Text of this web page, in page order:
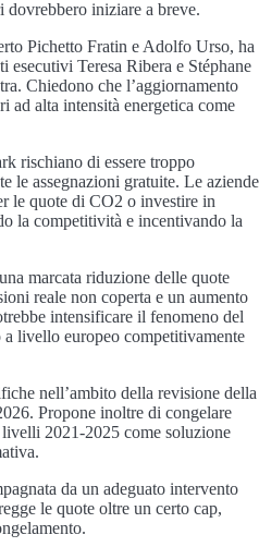
iniziare a breve.
Pichetto Fratin e Adolfo Urso, ha
esecutivi Teresa Ribera e Stéphane
Chiedono che l’aggiornamento
ad alta intensità energetica come
rischiano di essere troppo
le assegnazioni gratuite. Le aziende
le quote di CO2 o investire in
la competitività e incentivando la
marcata riduzione delle quote
reale non coperta e un aumento
intensificare il fenomeno del
a livello europeo competitivamente
nell’ambito della revisione della
Propone inoltre di congelare
2021-2025 come soluzione
da un adeguato intervento
le quote oltre un certo cap,